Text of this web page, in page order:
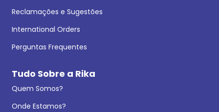
Reclamações e Sugestões
International Orders
Perguntas Frequentes
Tudo Sobre a Rika
Quem Somos?
Onde Estamos?